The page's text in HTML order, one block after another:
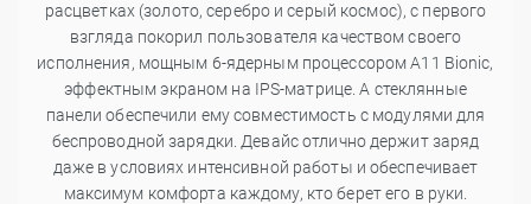
расцветках (золото, серебро и серый космос), с первого
взгляда покорил пользователя качеством своего
исполнения, мощным 6-ядерным процессором A11 Bionic,
эффектным экраном на IPS-матрице. А стеклянные
панели обеспечили ему совместимость с модулями для
беспроводной зарядки. Девайс отлично держит заряд
даже в условиях интенсивной работы и обеспечивает
максимум комфорта каждому, кто берет его в руки.